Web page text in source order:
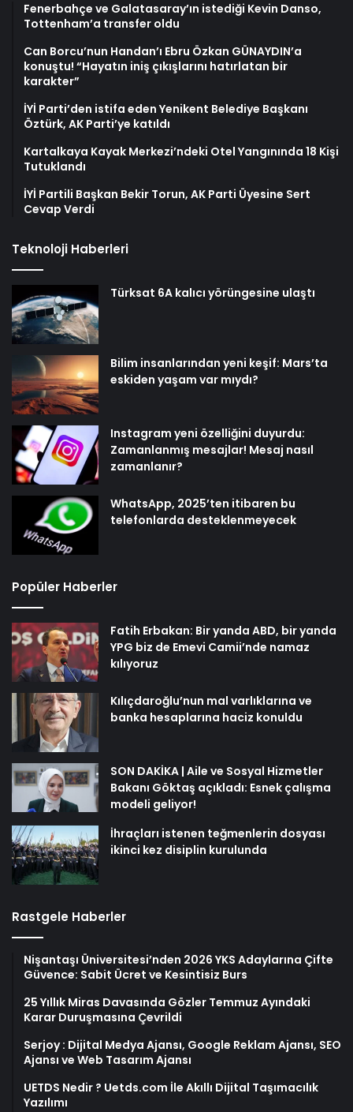
Fenerbahçe ve Galatasaray’ın istediği Kevin Danso,
Tottenham’a transfer oldu
Can Borcu’nun Handan’ı Ebru Özkan GÜNAYDIN’a
konuştu! “Hayatın iniş çıkışlarını hatırlatan bir
karakter”
İYİ Parti’den istifa eden Yenikent Belediye Başkanı
Öztürk, AK Parti’ye katıldı
Kartalkaya Kayak Merkezi’ndeki Otel Yangınında 18 Kişi
Tutuklandı
İYİ Partili Başkan Bekir Torun, AK Parti Üyesine Sert
Cevap Verdi
Teknoloji Haberleri
Türksat 6A kalıcı yörüngesine ulaştı
Bilim insanlarından yeni keşif: Mars’ta
eskiden yaşam var mıydı?
Instagram yeni özelliğini duyurdu:
Zamanlanmış mesajlar! Mesaj nasıl
zamanlanır?
WhatsApp, 2025’ten itibaren bu
telefonlarda desteklenmeyecek
Popüler Haberler
Fatih Erbakan: Bir yanda ABD, bir yanda
YPG biz de Emevi Camii’nde namaz
kılıyoruz
Kılıçdaroğlu’nun mal varlıklarına ve
banka hesaplarına haciz konuldu
SON DAKİKA | Aile ve Sosyal Hizmetler
Bakanı Göktaş açıkladı: Esnek çalışma
modeli geliyor!
İhraçları istenen teğmenlerin dosyası
ikinci kez disiplin kurulunda
Rastgele Haberler
Nişantaşı Üniversitesi’nden 2026 YKS Adaylarına Çifte
Güvence: Sabit Ücret ve Kesintisiz Burs
25 Yıllık Miras Davasında Gözler Temmuz Ayındaki
Karar Duruşmasına Çevrildi
Serjoy : Dijital Medya Ajansı, Google Reklam Ajansı, SEO
Ajansı ve Web Tasarım Ajansı
UETDS Nedir ? Uetds.com İle Akıllı Dijital Taşımacılık
Yazılımı